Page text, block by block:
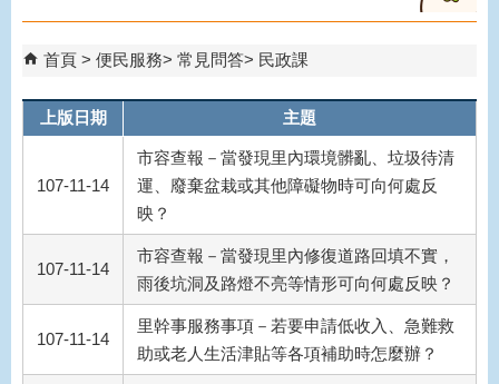
首頁 便民服務 常見問答 民政課
上版日期 主題
107-11-14
市容查報－當發現里內環境髒亂、垃圾待清
運、廢棄盆栽或其他障礙物時可向何處反
映？
107-11-14
市容查報－當發現里內修復道路回填不實，
雨後坑洞及路燈不亮等情形可向何處反映？
107-11-14
里幹事服務事項－若要申請低收入、急難救
助或老人生活津貼等各項補助時怎麼辦？